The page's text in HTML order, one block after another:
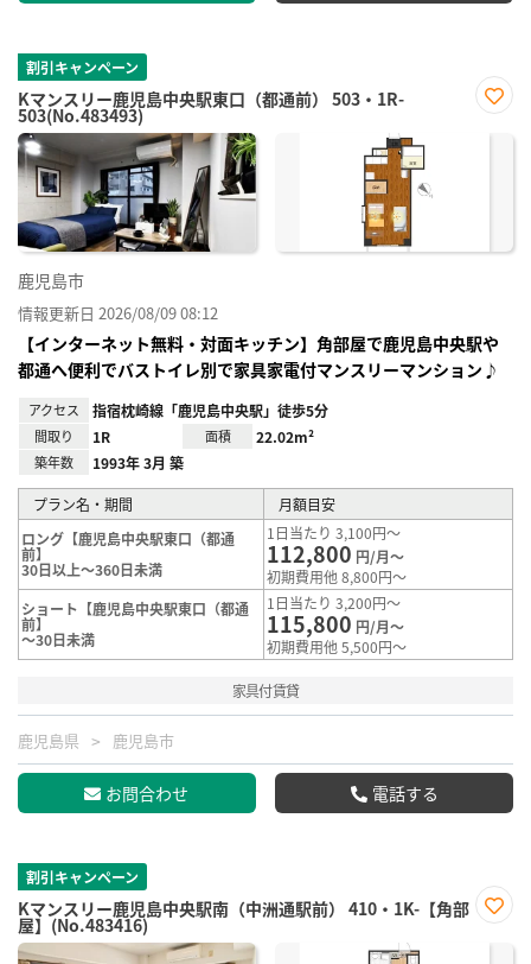
割引キャンペーン
Kマンスリー鹿児島中央駅東口（都通前） 503・1R-
503(No.483493)
に入
鹿児島市
情報更新日 2026/08/09 08:12
【インターネット無料・対面キッチン】角部屋で鹿児島中央駅や
都通へ便利でバストイレ別で家具家電付マンスリーマンション♪
アクセス 指宿枕崎線「鹿児島中央駅」徒歩5分
間取り 1R 面積 22.02m²
築年数 1993年 3月 築
プラン名・期間
月額目安
ロング【鹿児島中央駅東口（都通
前】
30日以上～360日未満
1日当たり 3,100円～
112,800 円/月～
初期費用他 8,800円～
ショート【鹿児島中央駅東口（都通
前】
～30日未満
1日当たり 3,200円～
115,800 円/月～
初期費用他 5,500円～
家具付賃貸
鹿児島県 鹿児島市
お問合わせ 電話する
割引キャンペーン
Kマンスリー鹿児島中央駅南（中洲通駅前） 410・1K-【角部
屋】(No.483416)
に入